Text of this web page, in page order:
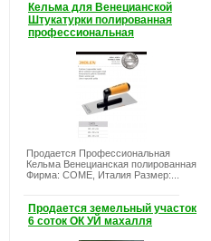
Кельма для Венецианской
Штукатурки полированная
профессиональная
Продается Профессиональная
Кельма Венецианская полированная
Фирма: COME, Италия Размер:...
Продается земельный участок
6 соток ОК УЙ махалля